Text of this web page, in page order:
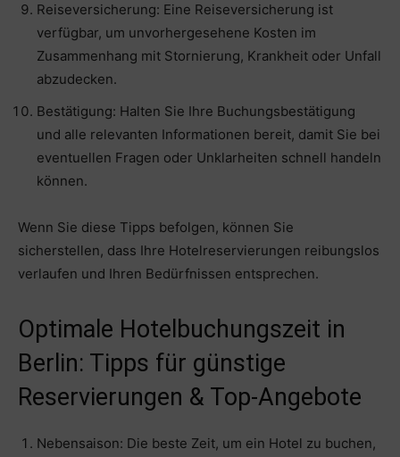
Reiseversicherung: Eine Reiseversicherung ist
verfügbar, um unvorhergesehene Kosten im
Zusammenhang mit Stornierung, Krankheit oder Unfall
abzudecken.
Bestätigung: Halten Sie Ihre Buchungsbestätigung
und alle relevanten Informationen bereit, damit Sie bei
eventuellen Fragen oder Unklarheiten schnell handeln
können.
Wenn Sie diese Tipps befolgen, können Sie
sicherstellen, dass Ihre Hotelreservierungen reibungslos
verlaufen und Ihren Bedürfnissen entsprechen.
Optimale Hotelbuchungszeit in
Berlin: Tipps für günstige
Reservierungen & Top-Angebote
Nebensaison: Die beste Zeit, um ein Hotel zu buchen,